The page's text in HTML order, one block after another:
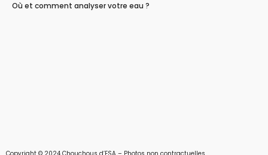
Où et comment analyser votre eau ?